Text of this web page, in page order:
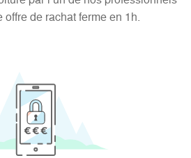
offre de rachat ferme en 1h.